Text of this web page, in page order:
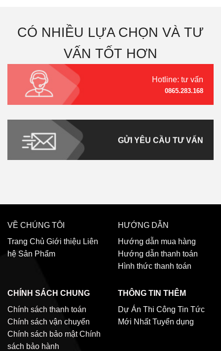
CÓ NHIỀU LỰA CHỌN VÀ TƯ
VẤN TỐT HƠN
Hotline: tư vấn
0865.283.168
GỬI YÊU CẦU TƯ VẤN
VỀ CHÚNG TÔI
Trang Chủ Giới thiệu Liên
hệ Sản Phẩm
HƯỚNG DẪN
Hướng dẫn mua hàng
Hướng dẫn thanh toán
Hình thức thanh toán
CHÍNH SÁCH CHUNG
Chính sách thanh toán
Chính sách vận chuyển
Chính sách bảo mật Chính
sách bảo hành
THÔNG TIN THÊM
Dự Án Thi Công Tin Tức
Mới Nhất Tuyển dụng